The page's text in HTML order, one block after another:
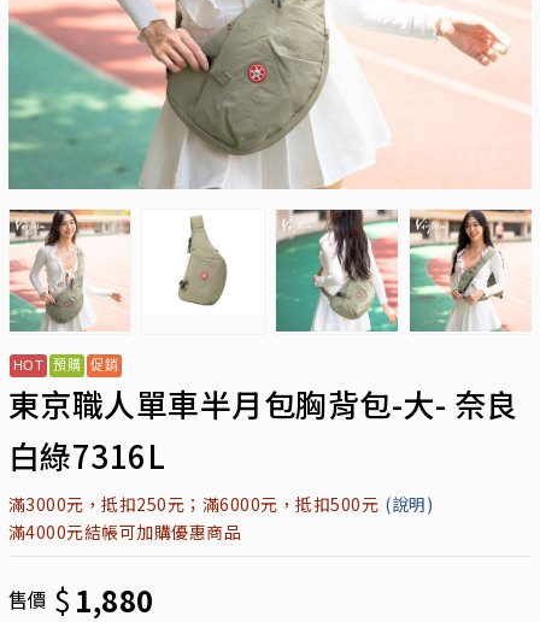
東京職人單車半月包胸背包-大- 奈良
白綠7316L
滿3000元，抵扣250元；滿6000元，抵扣500元 (說明)
滿4000元結帳可加購優惠商品
售價 $ 1,880